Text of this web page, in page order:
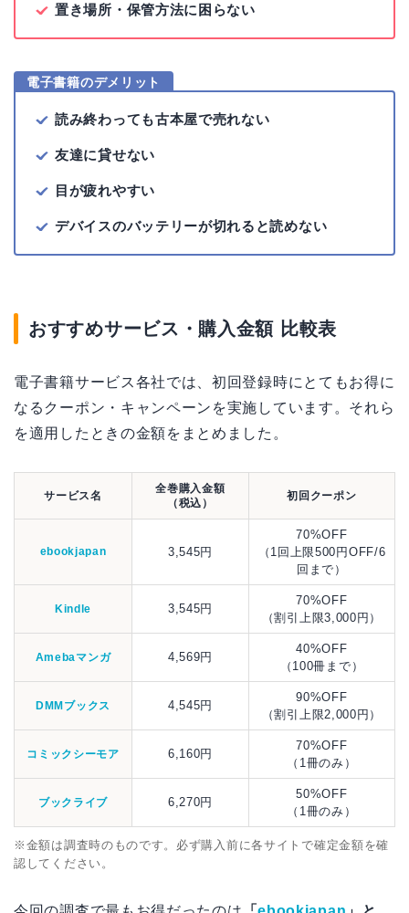
置き場所・保管方法に困らない
電子書籍のデメリット
読み終わっても古本屋で売れない
友達に貸せない
目が疲れやすい
デバイスのバッテリーが切れると読めない
おすすめサービス・購入金額 比較表
電子書籍サービス各社では、初回登録時にとてもお得に
なるクーポン・キャンペーンを実施しています。それら
を適用したときの金額をまとめました。
サービス名
全巻購入金額
（税込）
初回クーポン
ebookjapan 3,545円
70%OFF
（1回上限500円OFF/6
回まで）
Kindle 3,545円
70%OFF
（割引上限3,000円）
Amebaマンガ 4,569円
40%OFF
（100冊まで）
DMMブックス 4,545円
90%OFF
（割引上限2,000円）
コミックシーモア 6,160円
70%OFF
（1冊のみ）
ブックライブ 6,270円
50%OFF
（1冊のみ）
※金額は調査時のものです。必ず購入前に各サイトで確定金額を確
認してください。